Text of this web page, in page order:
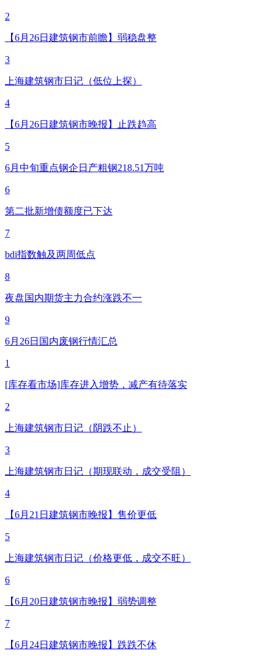
2
【6月26日建筑钢市前瞻】弱稳盘整
3
上海建筑钢市日记（低位上探）
4
【6月26日建筑钢市晚报】止跌趋高
5
6月中旬重点钢企日产粗钢218.51万吨
6
第二批新增债额度已下达
7
bdi指数触及两周低点
8
夜盘国内期货主力合约涨跌不一
9
6月26日国内废钢行情汇总
1
[库存看市场]库存进入增势，减产有待落实
2
上海建筑钢市日记（阴跌不止）
3
上海建筑钢市日记（期现联动，成交受阻）
4
【6月21日建筑钢市晚报】售价更低
5
上海建筑钢市日记（价格更低，成交不旺）
6
【6月20日建筑钢市晚报】弱势调整
7
【6月24日建筑钢市晚报】跌跌不休